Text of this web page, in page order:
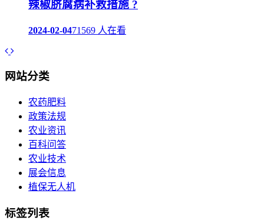
辣椒脐腐病补救措施 ?
2024-02-0471569 人在看
网站分类
农药肥料
政策法规
农业资讯
百科问答
农业技术
展会信息
植保无人机
标签列表